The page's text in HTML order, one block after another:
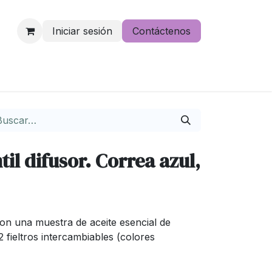
Iniciar sesión Contáctenos
difusor. Correa azul,
una muestra de aceite esencial de
fieltros intercambiables (colores